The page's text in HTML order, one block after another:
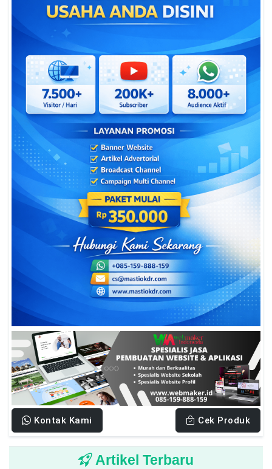
Kontak Kami Cek Produk
Artikel Terbaru